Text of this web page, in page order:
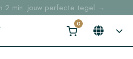
2 min. jouw perfecte tegel →
vanaf €30,- gratis thuisbezorgd
geleverd in NL en BE